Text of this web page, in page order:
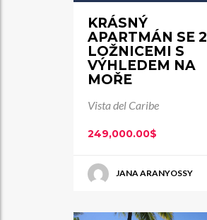
KRÁSNÝ
APARTMÁN SE 2
LOŽNICEMI S
VÝHLEDEM NA
MOŘE
Vista del Caribe
249,000.00$
JANA ARANYOSSY